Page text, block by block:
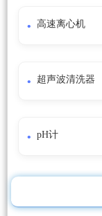
高速离心机
超声波清洗器
pH计